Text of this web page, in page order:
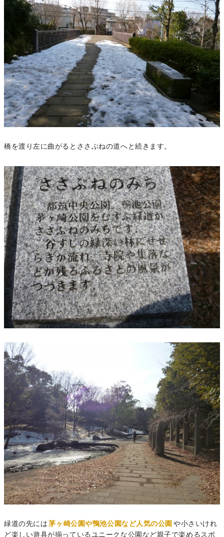
橋を渡り左に曲がるとささぶねの道へと続きます。
緑道の先には 茅ヶ崎公園や鴨池公園など人気の公園 や小さいけれ
ど楽しい遊具が揃っているユニークな公園など親子で楽めるスポ